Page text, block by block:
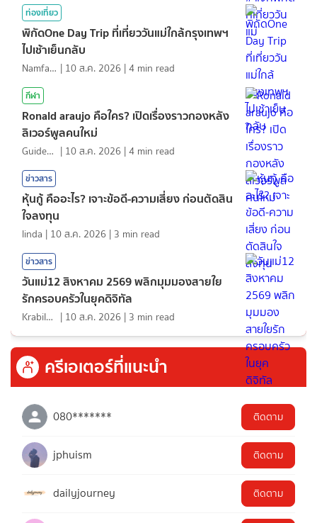
ท่องเที่ยว
พิกัดOne Day Trip ที่เที่ยววันแม่ใกล้กรุงเทพฯ
ไปเช้าเย็นกลับ
NamfahPhupha | 10 ส.ค. 2026 |4 min read
กีฬา
Ronald araujo คือใคร? เปิดเรื่องราวกองหลัง
ลิเวอร์พูลคนใหม่
GuideKop | 10 ส.ค. 2026 |4 min read
ข่าวสาร
หุ้นกู้ คืออะไร? เจาะข้อดี-ความเสี่ยง ก่อนตัดสิน
ใจลงทุน
linda | 10 ส.ค. 2026 | 3 min read
ข่าวสาร
วันแม่12 สิงหาคม 2569 พลิกมุมมองสายใย
รักครอบครัวในยุคดิจิทัล
KrabiInsight | 10 ส.ค. 2026 | 3 min read
ครีเอเตอร์ที่แนะนำ
080******* ติดตาม
jphuism ติดตาม
dailyjourney ติดตาม